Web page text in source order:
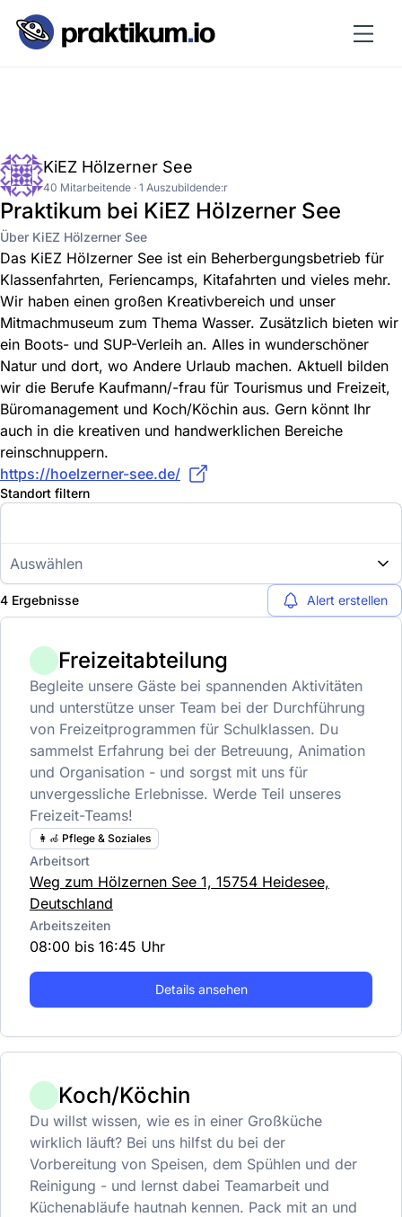
KiEZ Hölzerner See
40 Mitarbeitende · 1 Auszubildende:r
Praktikum bei KiEZ Hölzerner See
Über KiEZ Hölzerner See
Das KiEZ Hölzerner See ist ein Beherbergungsbetrieb für
Klassenfahrten, Feriencamps, Kitafahrten und vieles mehr.
Wir haben einen großen Kreativbereich und unser
Mitmachmuseum zum Thema Wasser. Zusätzlich bieten wir
ein Boots- und SUP-Verleih an. Alles in wunderschöner
Natur und dort, wo Andere Urlaub machen. Aktuell bilden
wir die Berufe Kaufmann/-frau für Tourismus und Freizeit,
Büromanagement und Koch/Köchin aus. Gern könnt Ihr
auch in die kreativen und handwerklichen Bereiche
reinschnuppern.
https://hoelzerner-see.de/
Standort filtern
Auswählen
4 Ergebnisse Alert erstellen
Freizeitabteilung
Begleite unsere Gäste bei spannenden Aktivitäten
und unterstütze unser Team bei der Durchführung
von Freizeitprogrammen für Schulklassen. Du
sammelst Erfahrung bei der Betreuung, Animation
und Organisation - und sorgst mit uns für
unvergessliche Erlebnisse. Werde Teil unseres
Freizeit-Teams!
👩‍🦽 Pflege & Soziales
Arbeitsort
Weg zum Hölzernen See 1, 15754 Heidesee,
Deutschland
Arbeitszeiten
08:00 bis 16:45 Uhr
Details ansehen
Koch/Köchin
Du willst wissen, wie es in einer Großküche
wirklich läuft? Bei uns hilfst du bei der
Vorbereitung von Speisen, dem Spühlen und der
Reinigung - und lernst dabei Teamarbeit und
Küchenabläufe hautnah kennen. Pack mit an und